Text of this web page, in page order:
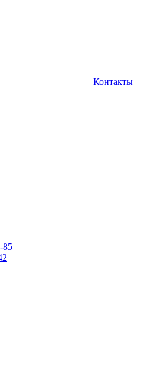
Контакты
85